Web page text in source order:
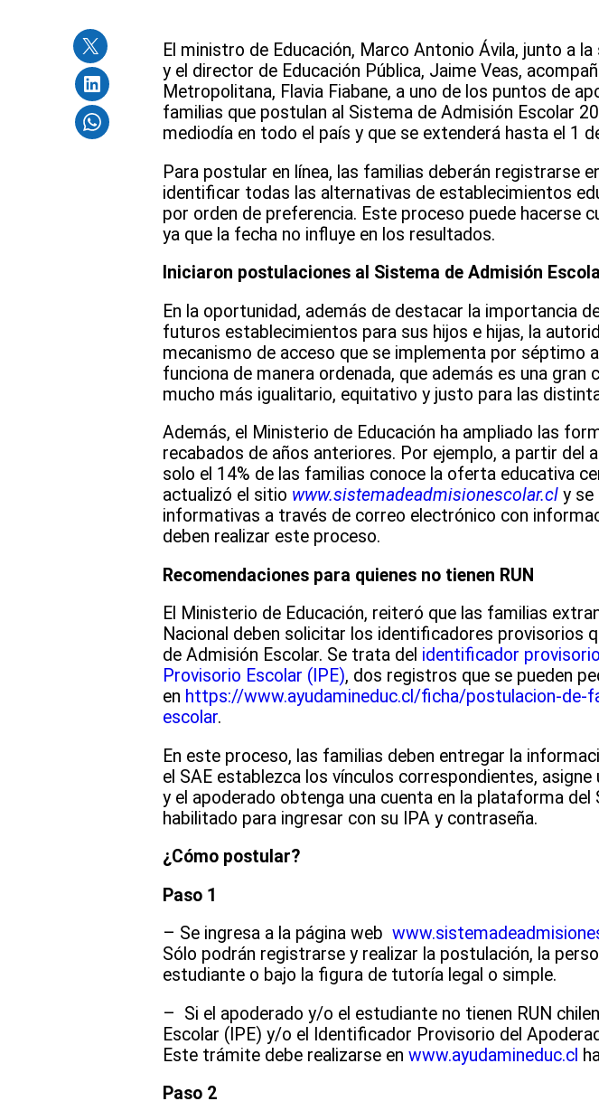
El ministro de Educación, Marco Antonio Ávila, junto a
y el director de Educación Pública, Jaime Veas,
Metropolitana, Flavia Fiabane, a uno de los puntos de
familias que postulan al Sistema de Admisión Escolar
mediodía en todo el país y que se extenderá hasta el 1
Para postular en línea, las familias deberán registrarse
identificar todas las alternativas de establecimientos
por orden de preferencia. Este proceso puede hacerse
ya que la fecha no influye en los resultados.
Iniciaron postulaciones al Sistema de Admisión
En la oportunidad, además de destacar la importancia
futuros establecimientos para sus hijos e hijas, la
mecanismo de acceso que se implementa por séptimo
funciona de manera ordenada, que además es una
mucho más igualitario, equitativo y justo para las
Además, el Ministerio de Educación ha ampliado las
recabados de años anteriores. Por ejemplo, a partir del
solo el 14% de las familias conoce la oferta educativa
actualizó el sitio www.sistemadeadmisionescolar.cly se
informativas a través de correo electrónico con
deben realizar este proceso.
Recomendaciones para quienes no tienen RUN
El Ministerio de Educación, reiteró que las familias
Nacional deben solicitar los identificadores provisorios
de Admisión Escolar. Se trata del identificador
Provisorio Escolar (IPE), dos registros que se pueden
en https://www.ayudamineduc.cl/ficha/postulacion-de-
escolar.
En este proceso, las familias deben entregar la
el SAE establezca los vínculos correspondientes,
y el apoderado obtenga una cuenta en la plataforma del
habilitado para ingresar con su IPA y contraseña.
¿Cómo postular?
Paso 1
– Se ingresa a la página web
Sólo podrán registrarse y realizar la postulación, la
estudiante o bajo la figura de tutoría legal o simple.
– Si el apoderado y/o el estudiante no tienen RUN
Escolar (IPE) y/o el Identificador Provisorio del
Este trámite debe realizarse en www.ayudamineduc.cl
Paso 2